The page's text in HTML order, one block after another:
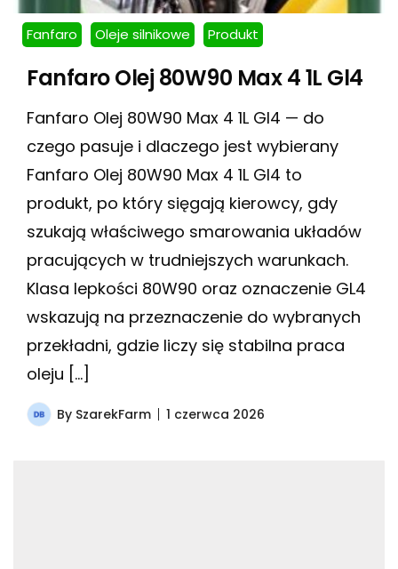
Fanfaro Oleje silnikowe Produkt
Fanfaro Olej 80W90 Max 4 1L Gl4
Fanfaro Olej 80W90 Max 4 1L Gl4 — do
czego pasuje i dlaczego jest wybierany
Fanfaro Olej 80W90 Max 4 1L Gl4 to
produkt, po który sięgają kierowcy, gdy
szukają właściwego smarowania układów
pracujących w trudniejszych warunkach.
Klasa lepkości 80W90 oraz oznaczenie GL4
wskazują na przeznaczenie do wybranych
przekładni, gdzie liczy się stabilna praca
oleju […]
By SzarekFarm 1 czerwca 2026